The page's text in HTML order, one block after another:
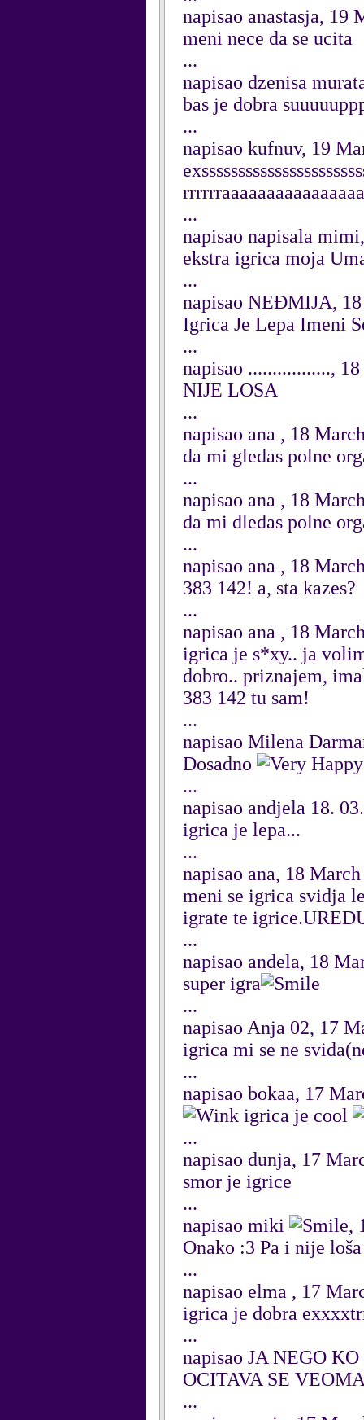
napisao anastasja, 19
meni nece da se ucita
...
napisao dzenisa
bas je dobra
...
napisao kufnuv, 19
...
napisao napisala
ekstra igrica moja
...
napisao NEĐMIJA,
Igrica Je Lepa Imeni
...
napisao .................,
NIJE LOSA
...
napisao ana , 18
da mi gledas polne
...
napisao ana , 18
da mi dledas polne
...
napisao ana , 18
383 142! a, sta kazes?
...
napisao ana , 18
igrica je s*xy.. ja
dobro.. priznajem,
383 142 tu sam!
...
napisao Milena
Dosadno
...
napisao andjela 18.
igrica je lepa...
...
napisao ana, 18
meni se igrica svidja
igrate te
...
napisao andela, 18
super igra
...
napisao Anja 02, 17
igrica mi se ne
...
napisao bokaa, 17
igrica je cool
...
napisao dunja, 17
smor je igrice
...
napisao miki
,
Onako :3 Pa i nije
...
napisao elma , 17
igrica je dobra
...
napisao JA NEGO
OCITAVA SE
...